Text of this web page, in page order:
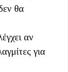
θα
αν
για